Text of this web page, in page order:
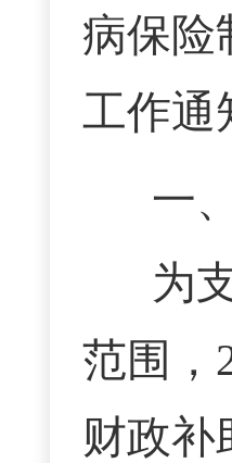
病保险
工作通
一
为
范围，
财政补